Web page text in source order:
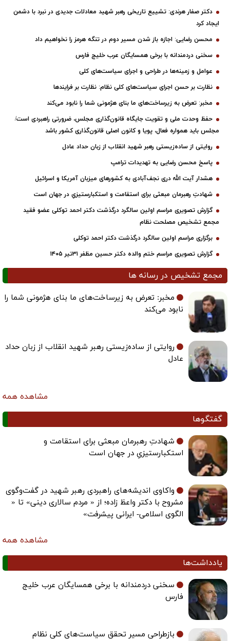
دکتر صفار هرندی: تشییع تاریخی رهبر شهید معادلات جدیدی در نبرد با دشمن
ایجاد کرد
محسن رضایی: اجازه باز شدن مسیر دوم در تنگه هرمز را نخواهیم داد
سخنی دردمندانه با برخی همسایگان عرب خلیج فارس
عوامل و زمینه‌ها در طراحی و اجرای سیاست‌های کلی
نظارت بر حسن اجرای سیاست‌های کلی نظام: نظارت بر فرایندها
مخبر: تعرض به زیرساخت‌های ما بنای هژمونی شما را نابود می‌کند
حفظ وحدت ملی و تقویت جایگاه قانون‌گذاری مجلس، ضرورتی راهبردی است/
مجلس باید همواره فعال، پویا و کانون اصلی قانون‌گذاری کشور باشد
روایتی از ساده‌زیستی رهبر شهید انقلاب از زبان حداد عادل
پاسخ محسن رضایی به تهدیدات ترامپ
هشدار آیت الله دری نجف‌آبادی به کشورهای میزبان آمریکا و اسرائیل
شهادتِ رهبرمان مبعثی برای استقامت و استکبارستیزیِ در جهان است
گزارش تصویری مراسم اولین سالگرد درگذشت دکتر احمد توکلی عضو فقید
مجمع تشخیص مصلحت نظام
برگزاری مراسم اولین سالگرد درگذشت دکتر احمد توکلی
گزارش تصویری مراسم ختم والده دکتر حسین مظفر ۳۱تیر ۱۴۰۵
مجمع تشخیص در رسانه ها
مخبر: تعرض به زیرساخت‌های ما بنای هژمونی شما را
نابود می‌کند
روایتی از ساده‌زیستی رهبر شهید انقلاب از زبان حداد
عادل
مشاهده همه
گفتگوها
شهادتِ رهبرمان مبعثی برای استقامت و
استکبارستیزیِ در جهان است
واکاوی اندیشه‌های راهبردی رهبر شهید در گفت‌وگوی
مشروح با دکتر واعظ زاده؛ از « مردم سالاری دینی» تا «
الگوی اسلامی- ایرانی پیشرفت»
مشاهده همه
یادداشت‌ها
سخنی دردمندانه با برخی همسایگان عرب خلیج
فارس
بازطراحی مسیر تحقق سیاست‌های کلی نظام